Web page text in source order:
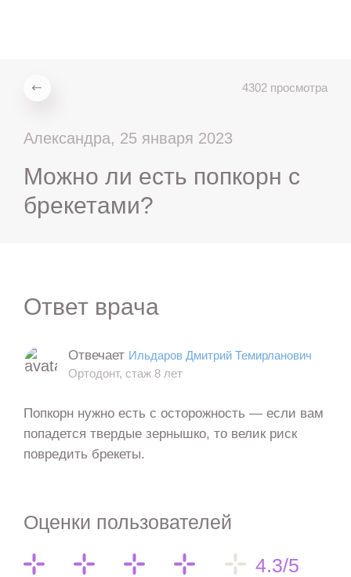
4302 просмотра
Александра, 25 января 2023
Можно ли есть попкорн с
брекетами?
Ответ врача
Отвечает Ильдаров Дмитрий Темирланович
Ортодонт, стаж 8 лет
Попкорн нужно есть с осторожность — если вам
попадется твердые зернышко, то велик риск
повредить брекеты.
Оценки пользователей
4.3/5